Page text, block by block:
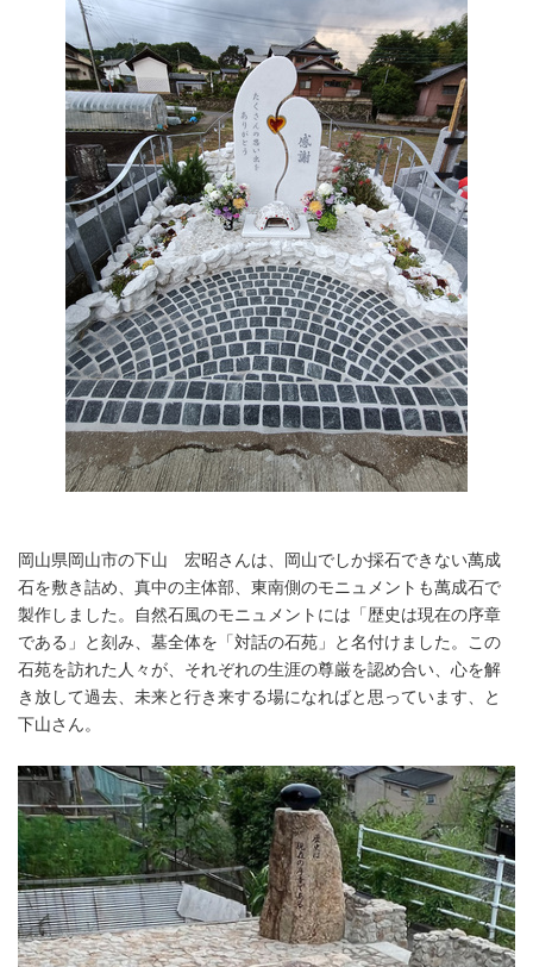
岡山県岡山市の下山 宏昭さんは、岡山でしか採石できない萬成
石を敷き詰め、真中の主体部、東南側のモニュメントも萬成石で
製作しました。自然石風のモニュメントには「歴史は現在の序章
である」と刻み、墓全体を「対話の石苑」と名付けました。この
石苑を訪れた人々が、それぞれの生涯の尊厳を認め合い、心を解
き放して過去、未来と行き来する場になればと思っています、と
下山さん。